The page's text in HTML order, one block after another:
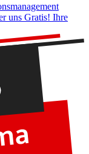
uns Gratis! Ihre